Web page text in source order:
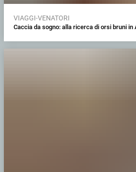
VIAGGI-VENATORI
Caccia da sogno: alla ricerca di orsi bruni in